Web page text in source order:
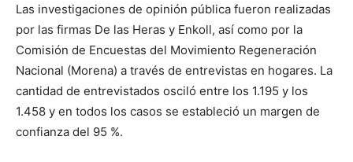
Las investigaciones de opinión pública fueron realizadas
por las firmas De las Heras y Enkoll, así como por la
Comisión de Encuestas del Movimiento Regeneración
Nacional (Morena) a través de entrevistas en hogares. La
cantidad de entrevistados osciló entre los 1.195 y los
1.458 y en todos los casos se estableció un margen de
confianza del 95 %.